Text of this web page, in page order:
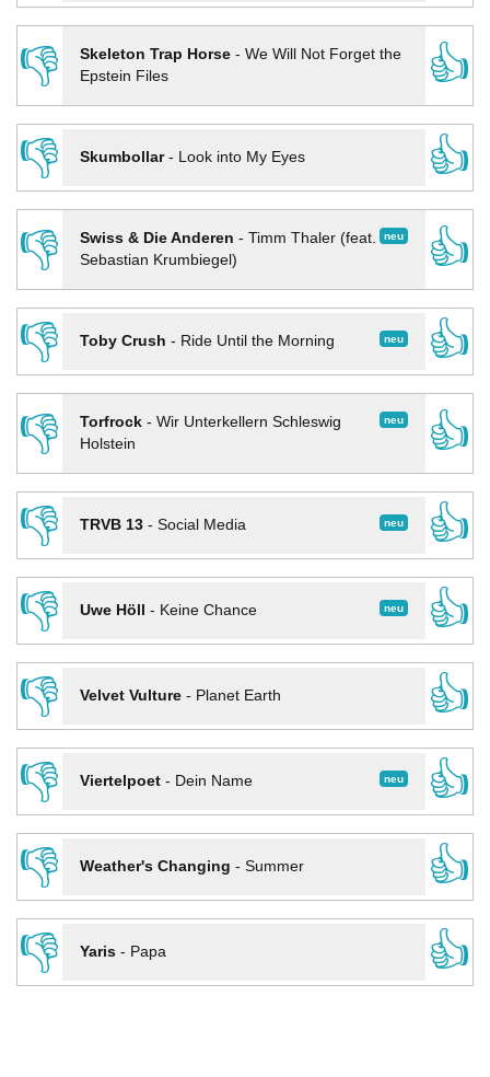
👎
Skeleton Trap Horse- We Will Not Forget the
Epstein Files
👍
👎
Skumbollar- Look into My Eyes
👍
👎
neu
Swiss & Die Anderen - Timm Thaler (feat.
Sebastian Krumbiegel)
👍
👎
neu
Toby Crush - Ride Until the Morning
👍
👎
neu
Torfrock- Wir Unterkellern Schleswig
Holstein
👍
👎
neu
TRVB 13- Social Media
👍
👎
neu
Uwe Höll - Keine Chance
👍
👎
Velvet Vulture- Planet Earth
👍
👎
neu
Viertelpoet- Dein Name
👍
👎
Weather's Changing - Summer
👍
👎
Yaris- Papa 👍